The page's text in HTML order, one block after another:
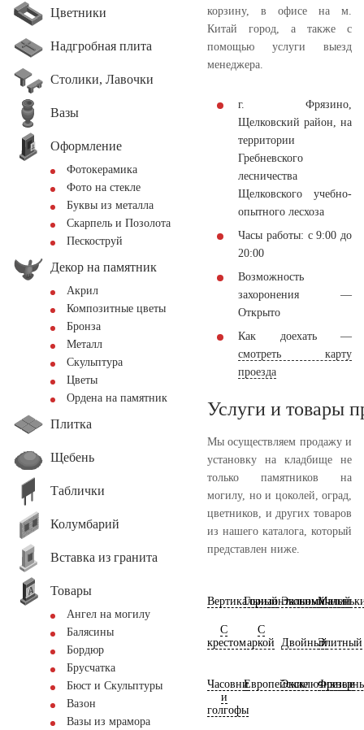
Цветники
Надгробная плита
Столики, Лавочки
Вазы
Оформление
Фотокерамика
Фото на стекле
Буквы из металла
Скарпель и Позолота
Пескоструй
Декор на памятник
Акрил
Композитные цветы
Бронза
Металл
Скульптура
Цветы
Ордена на памятник
Плитка
Щебень
Таблички
Колумбарий
Вставка из гранита
Товары
Ангел на могилу
Балясины
Бордюр
Брусчатка
Бюст и Скульптуры
Вазон
Вазы из мрамора
корзину, в офисе на м.
Китай город, а также с
помощью услуги выезд
менеджера.
г. Фрязино,
Щелковский район, на
территории
Гребневского
лесничества
Щелковского учебно-
опытного лесхоза
Часы работы: с 9:00 до
20:00
Возможность
захоронения —
Открыто
Как доехать —
смотреть карту
проезда
Услуги и товары
Мы осуществляем продажу и
установку на кладбище не
только памятников на
могилу, но и цоколей, оград,
цветников, и других товаров
из нашего каталога, который
представлен ниже.
ВертикальныйГоризонтальный
Экономичный
С
крестом
С
аркой
ДвойныйЭлитный
Часовни
и
голгофы
ЕвропейскиеЭксклюзивные